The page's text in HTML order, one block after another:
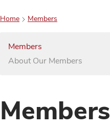
Home Members
Members
About Our Members
Members